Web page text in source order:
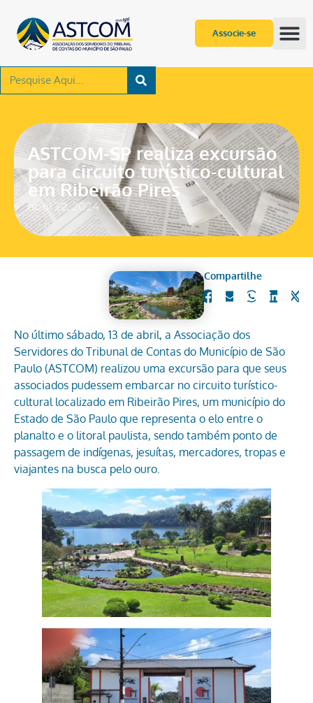
Associe-se
ASTCOM-SP realiza excursão
para circuito turístico-cultural
em Ribeirão Pires
abril 22, 2024
Compartilhe
No último sábado, 13 de abril, a Associação dos
Servidores do Tribunal de Contas do Município de São
Paulo (ASTCOM) realizou uma excursão para que seus
associados pudessem embarcar no circuito turístico-
cultural localizado em Ribeirão Pires, um município do
Estado de São Paulo que representa o elo entre o
planalto e o litoral paulista, sendo também ponto de
passagem de indígenas, jesuítas, mercadores, tropas e
viajantes na busca pelo ouro.